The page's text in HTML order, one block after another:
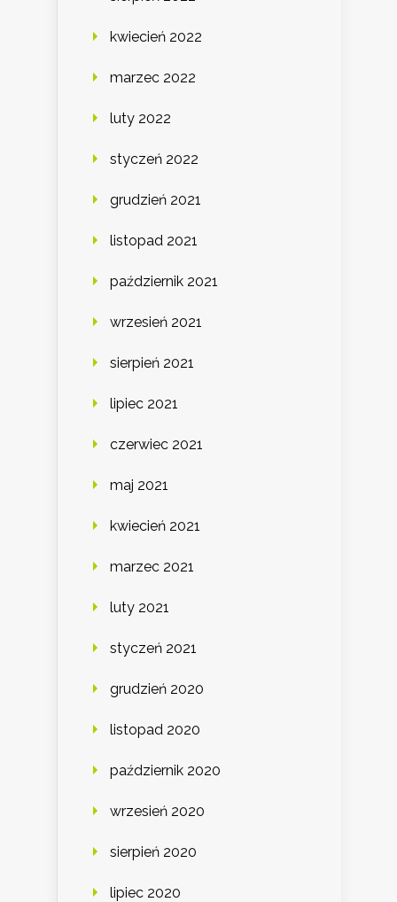
kwiecień 2022
marzec 2022
luty 2022
styczeń 2022
grudzień 2021
listopad 2021
październik 2021
wrzesień 2021
sierpień 2021
lipiec 2021
czerwiec 2021
maj 2021
kwiecień 2021
marzec 2021
luty 2021
styczeń 2021
grudzień 2020
listopad 2020
październik 2020
wrzesień 2020
sierpień 2020
lipiec 2020